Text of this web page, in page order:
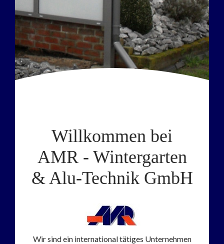
Willkommen bei
AMR - Wintergarten
& Alu-Technik GmbH
Wir sind ein international tätiges Unternehmen